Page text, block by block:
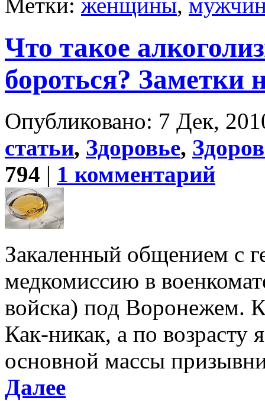
Метки: женщины,
Что такое
бороться? Заметки
Опубликовано: 7 Дек,
статьи, Здоровье,
794 | 1 комментарий
Закаленный общением с
медкомиссию в
войска) под Воронежем.
Как-никак, а по возрасту
основной массы
Далее